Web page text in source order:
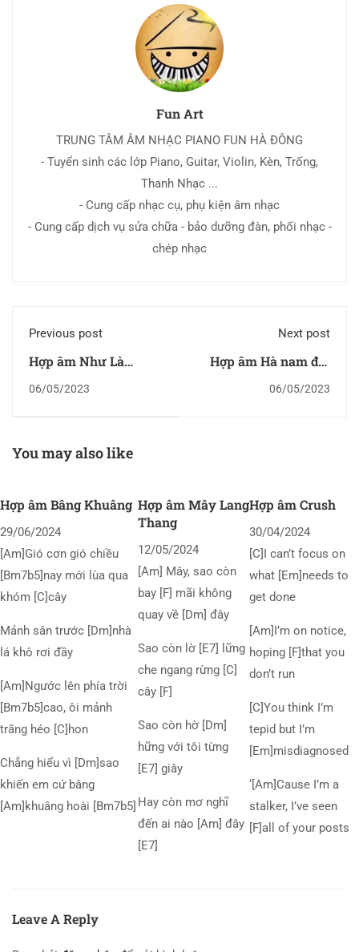
Fun Art
TRUNG TÂM ÂM NHẠC PIANO FUN HÀ ĐÔNG
- Tuyển sinh các lớp Piano, Guitar, Violin, Kèn, Trống,
Thanh Nhạc ...
- Cung cấp nhạc cụ, phụ kiện âm nhạc
- Cung cấp dịch vụ sửa chữa - bảo dưỡng đàn, phối nhạc -
chép nhạc
Previous post
Hợp âm Như Là
06/05/2023
Next post
Hợp âm Hà nam đất
06/05/2023
You may also like
Hợp âm Bâng Khuâng
29/06/2024
[Am]Gió cơn gió chiều
[Bm7b5]nay mới lùa qua
khóm [C]cây
Mảnh sân trước [Dm]nhà
lá khô rơi đầy
[Am]Ngước lên phía trời
[Bm7b5]cao, ôi mảnh
trăng héo [C]hon
Chẳng hiểu vì [Dm]sao
khiến em cứ bâng
[Am]khuâng hoài [Bm7b5]
Hợp âm Mây Lang
Thang
12/05/2024
[Am] Mây, sao còn
bay [F] mãi không
quay về [Dm] đây
Sao còn lờ [E7] lững
che ngang rừng [C]
cây [F]
Sao còn hờ [Dm]
hững với tôi từng
[E7] giây
Hay còn mơ nghĩ
đến ai nào [Am] đây
[E7]
Hợp âm Crush
30/04/2024
[C]I can’t focus on
what [Em]needs to
get done
[Am]I’m on notice,
hoping [F]that you
don’t run
[C]You think I’m
tepid but I’m
[Em]misdiagnosed
‘[Am]Cause I’m a
stalker, I’ve seen
[F]all of your posts
Leave A Reply